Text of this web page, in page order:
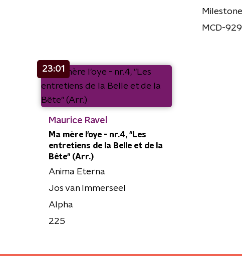
MCD-
23:01
Maurice Ravel
Ma mère l'oye - nr.4, "Les
entretiens de la Belle et de la
Bête" (Arr.)
Anima Eterna
Jos van Immerseel
Alpha
225